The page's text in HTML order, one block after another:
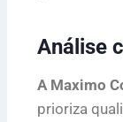
Análise
A Maximo
prioriza